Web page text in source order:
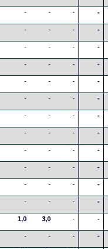
- - - -
- - - -
- - - -
- - - -
- - - -
- - - -
- - - -
- - - -
- - - -
- - - -
- - - -
- - - -
1,0 3,0 - -
- - - -